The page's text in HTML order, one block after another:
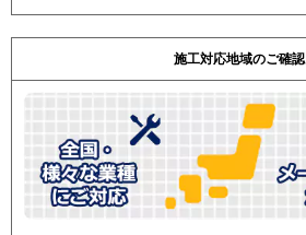
施工対応地域のご確認